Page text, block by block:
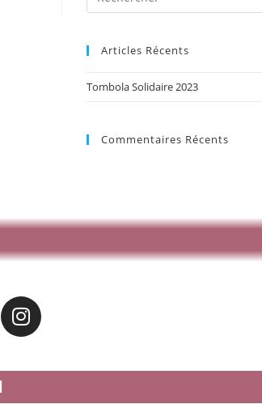
Articles Récents
Tombola Solidaire 2023
Commentaires Récents